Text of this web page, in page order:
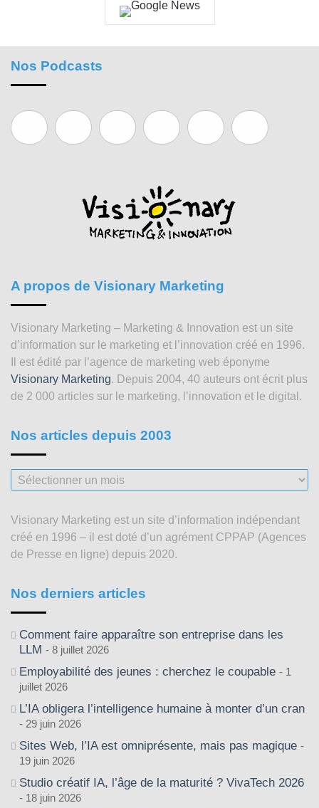
Nos Podcasts
A propos de Visionary Marketing
Visionary Marketing – Marketing & Innovation est un site
d’information sur le marketing et l’innovation créé en 1996.
Il est édité par l’agence de marketing web éponyme
Visionary Marketing. Depuis 2004, 40 auteurs ont écrit plus
de 2 000 articles sur le marketing, l’innovation et le digital.
Nos articles depuis 2003
Nos
articles
2003
Visionary Marketing est un site d’information indépendant
créé en 1996 – il est doté d’un agrément CPPAP (Agences
de Presse en ligne) depuis 2020.
Nos derniers articles
Comment faire apparaître son entreprise dans les
LLM
8 juillet 2026
Employabilité des jeunes : cherchez le coupable
1
juillet 2026
L’IA obligera l’intelligence humaine à monter d’un cran
29 juin 2026
Sites Web, l’IA est omniprésente, mais pas magique
19 juin 2026
Studio créatif IA, l’âge de la maturité ? VivaTech 2026
18 juin 2026